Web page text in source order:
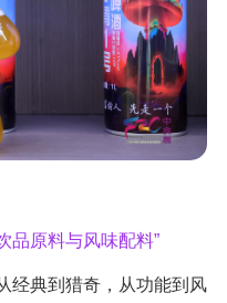
品原料与风味配料”
经典到猎奇，从功能到风